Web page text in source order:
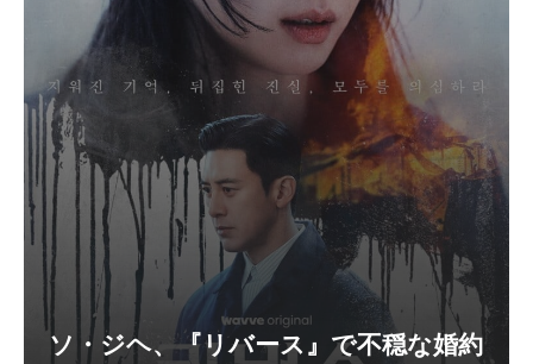
ソ・ジヘ、『リバース』で不穏な婚約